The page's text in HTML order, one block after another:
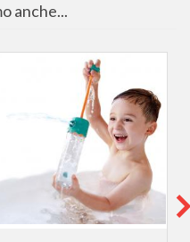
anche...